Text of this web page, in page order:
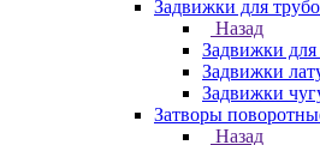
Задвижки для
Назад
Задвижки для
Задвижки
Задвижки
Затворы
Назад